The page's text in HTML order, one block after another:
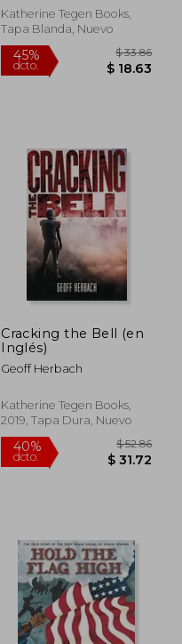
Katherine Tegen Books,
Tapa Blanda, Nuevo
45%
dcto.
Cracking the Bell (en
Inglés)
Geoff Herbach
Katherine Tegen Books,
2019, Tapa Dura, Nuevo